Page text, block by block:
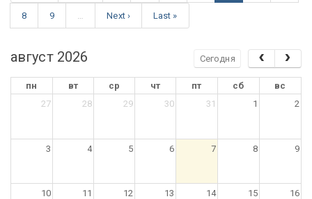
8 9 Next › Last »
август 2026 Сегодня
пн вт ср чт пт сб
вс
27
28 29 30 31 1 2
3 4 5 6 7 8 9
10 11 12 13 14 15 16